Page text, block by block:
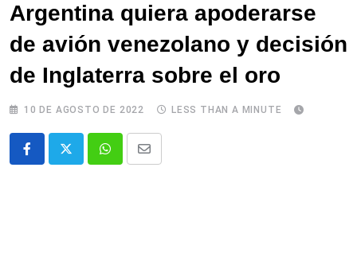
Argentina quiera apoderarse
de avión venezolano y decisión
de Inglaterra sobre el oro
10 DE AGOSTO DE 2022 LESS THAN A MINUTE
WhatsappComparte